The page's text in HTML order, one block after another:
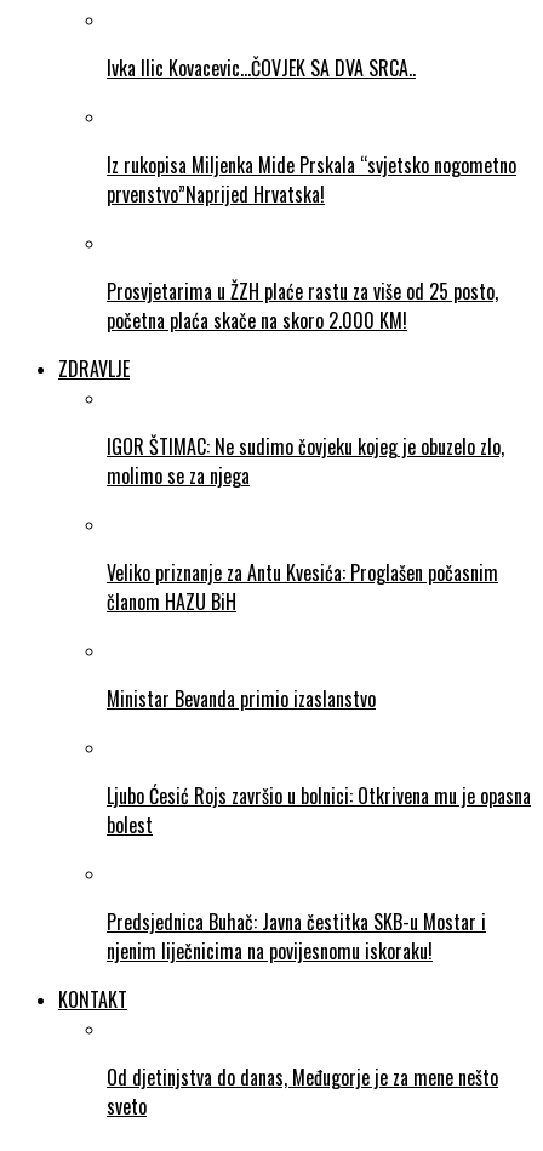
Ivka Ilic Kovacevic…ČOVJEK SA DVA SRCA..
Iz rukopisa Miljenka Mide Prskala “svjetsko nogometno
prvenstvo”Naprijed Hrvatska!
Prosvjetarima u ŽZH plaće rastu za više od 25 posto,
početna plaća skače na skoro 2.000 KM!
ZDRAVLJE
IGOR ŠTIMAC: Ne sudimo čovjeku kojeg je obuzelo zlo,
molimo se za njega
Veliko priznanje za Antu Kvesića: Proglašen počasnim
članom HAZU BiH
Ministar Bevanda primio izaslanstvo
Ljubo Ćesić Rojs završio u bolnici: Otkrivena mu je opasna
bolest
Predsjednica Buhač: Javna čestitka SKB-u Mostar i
njenim liječnicima na povijesnomu iskoraku!
KONTAKT
Od djetinjstva do danas, Međugorje je za mene nešto
sveto